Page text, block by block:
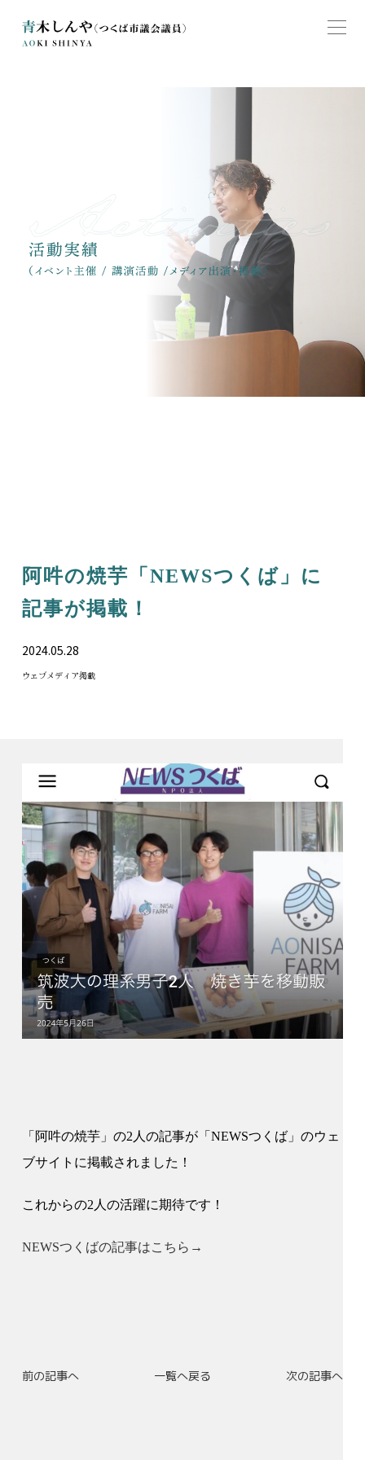
阿吽の焼芋「NEWSつくば」に
記事が掲載！
2024.05.28
ウェブメディア掲載
「阿吽の焼芋」の2人の記事が「NEWSつくば」のウェ
ブサイトに掲載されました！
これからの2人の活躍に期待です！
NEWSつくばの記事はこちら→
前の記事へ 一覧へ戻る 次の記事へ